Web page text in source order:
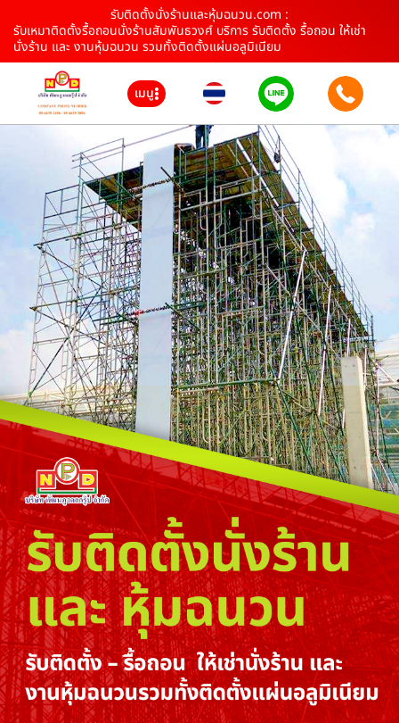
รับติดตั้งนั่งร้านและหุ้มฉนวน.com :
รับเหมาติดตั้งรื้อถอนนั่งร้านสัมพันธวงศ์ บริการ รับติดตั้ง รื้อถอน ให้เช่า
นั่งร้าน และ งานหุ้มฉนวน รวมทั้งติดตั้งแผ่นอลูมิเนียม
เมนู